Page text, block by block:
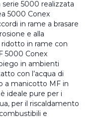
5000 realizzata
5000 Conex
in rame a brasare
e alla
in rame con
5000 Conex
in ambienti
con l’acqua di
a manicotto MF in
ideale pure per i
per il riscaldamento
e